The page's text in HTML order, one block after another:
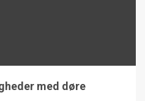
med døre